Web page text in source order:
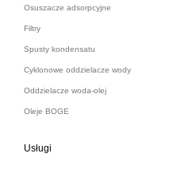
Osuszacze adsorpcyjne
Filtry
Spusty kondensatu
Cyklonowe oddzielacze wody
Oddzielacze woda-olej
Oleje BOGE
Usługi